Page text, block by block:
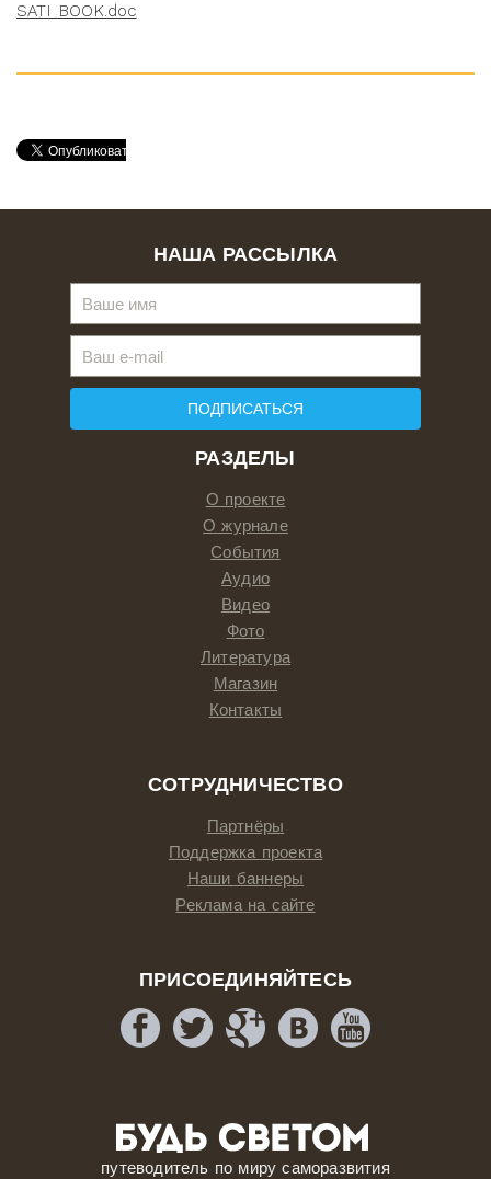
SATI_BOOK.doc
РАЗДЕЛЫ
О проекте
О журнале
События
Аудио
Видео
Фото
Литература
Магазин
Контакты
СОТРУДНИЧЕСТВО
Партнёры
Поддержка проекта
Наши баннеры
Реклама на сайте
ПРИСОЕДИНЯЙТЕСЬ
путеводитель по миру саморазвития
НАША РАССЫЛКА
ПОДПИСАТЬСЯ